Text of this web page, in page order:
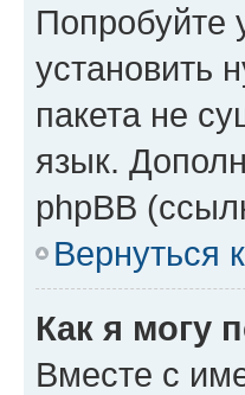
Попробуйте
установить
пакета не
язык.
phpBB
Вернуться
Как я могу
Вместе с